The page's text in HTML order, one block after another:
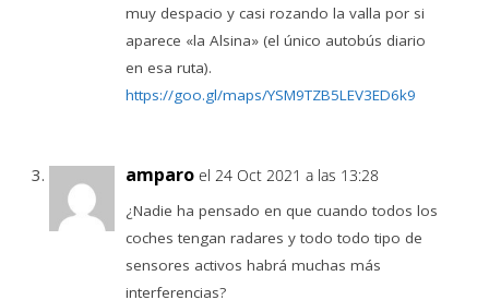
muy despacio y casi rozando la valla por si
aparece «la Alsina» (el único autobús diario
en esa ruta).
https://goo.gl/maps/YSM9TZB5LEV3ED6k9
amparo el 24 Oct 2021 a las 13:28
¿Nadie ha pensado en que cuando todos los
coches tengan radares y todo todo tipo de
sensores activos habrá muchas más
interferencias?